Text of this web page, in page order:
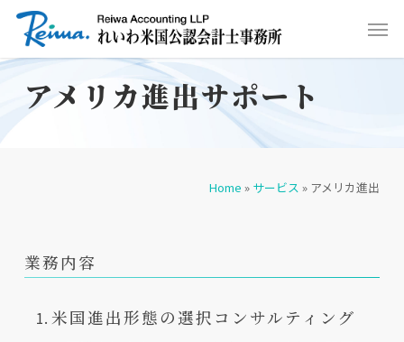
Skip
main
contentアメリカ進出サポート
Home » サービス » アメリカ進出
業務内容
米国進出形態の選択コンサルティング